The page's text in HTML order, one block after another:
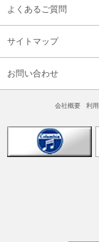
よくあるご質問
サイトマップ
お問い合わせ
会社概要 利